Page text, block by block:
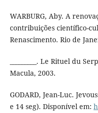
WARBURG, Aby. A
contribuições científico-
Renascimento. Rio de
_________. Le Rituel du
Macula, 2003.
GODARD, Jean-Luc.
e 14 seg). Disponível em: